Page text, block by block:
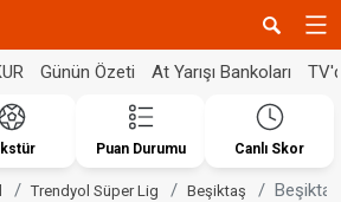
Günün Özeti At Yarışı Bankoları
Puan Durumu Canlı Skor
Trendyol Süper Lig Beşiktaş